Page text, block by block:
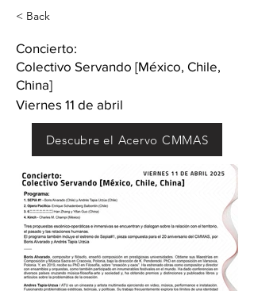
< Back
Concierto:
Colectivo Servando [México, Chile,
China]
Viernes 11 de abril
Descubre el Acervo CMMAS